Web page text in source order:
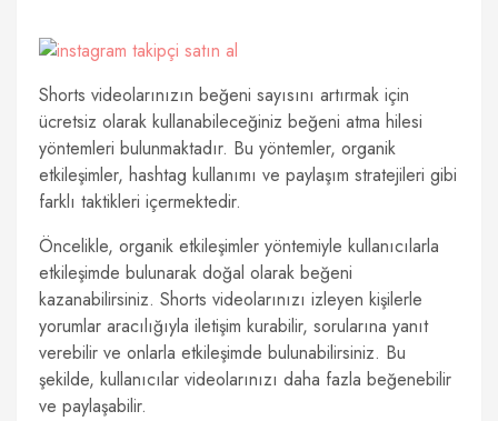
Shorts videolarınızın beğeni sayısını artırmak için
ücretsiz olarak kullanabileceğiniz beğeni atma hilesi
yöntemleri bulunmaktadır. Bu yöntemler, organik
etkileşimler, hashtag kullanımı ve paylaşım stratejileri gibi
farklı taktikleri içermektedir.
Öncelikle, organik etkileşimler yöntemiyle kullanıcılarla
etkileşimde bulunarak doğal olarak beğeni
kazanabilirsiniz. Shorts videolarınızı izleyen kişilerle
yorumlar aracılığıyla iletişim kurabilir, sorularına yanıt
verebilir ve onlarla etkileşimde bulunabilirsiniz. Bu
şekilde, kullanıcılar videolarınızı daha fazla beğenebilir
ve paylaşabilir.